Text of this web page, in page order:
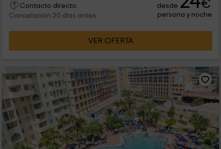
Contacto directo
Cancelación 30 días antes
desde €
persona y noche
VER OFERTA